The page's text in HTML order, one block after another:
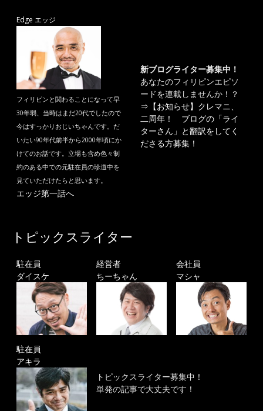
Edge エッジ
フィリピンと関わることになって早
30年弱、当時はまだ20代でしたので
今はすっかりおじいちゃんです。だ
いたい90年代前半から2000年頃にか
けてのお話です。立場も含め色々制
約のある中での元駐在員の珍道中を
見ていただけたらと思います。
エッジ第一話へ
新ブログライター募集中！
あなたのフィリピンエピソ
ードを連載しませんか！？
⇒ 【お知らせ】クレマニ、
二周年！ ブログの「ライ
ターさん」と翻訳をしてく
ださる方募集！
トピックスライター
駐在員
ダイスケ
経営者
ちーちゃん
会社員
マシャ
駐在員
アキラ
トピックスライター募集中！
単発の記事で大丈夫です！